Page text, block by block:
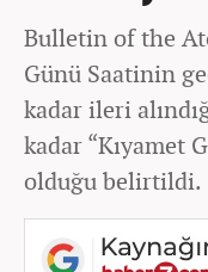
Bulletin of the
Günü Saatinin
kadar ileri
kadar “Kıyamet
olduğu belirtildi.